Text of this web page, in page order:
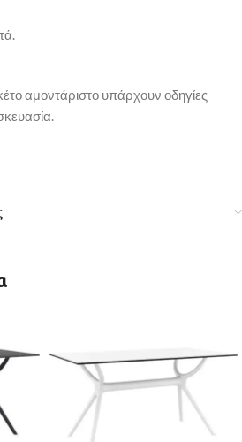
αμοντάριστο υπάρχουν οδηγίες